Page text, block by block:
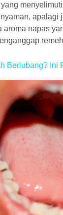
apalagi
aroma napas
Berlubang? Ini